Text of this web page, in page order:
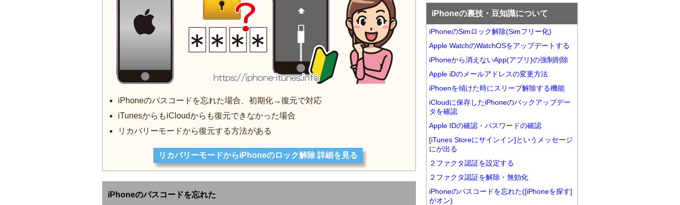
iPhoneのパスコードを忘れた場合、初期化→復元で対応
iTunesからもiCloudからも復元できなかった場合
リカバリーモードから復元する方法がある
リカバリーモードからiPhoneのロック解除 詳細を見る
iPhoneのパスコードを忘れた
iPhoneの裏技・豆知識について
iPhoneのSimロック解除(Simフリー化)
Apple WatchのWatchOSをアップデートする
iPhoneから消えないApp(アプリ)の強制削除
Apple iDのメールアドレスの変更方法
iPhoenを傾けた時にスリープ解除する機能
iCloudに保存したiPhoneのバックアップデー
タを確認
Apple IDの確認・パスワードの確認
[iTunes Storeにサインイン]というメッセージ
にが出る
２ファクタ認証を設定する
２ファクタ認証を解除・無効化
iPhoneのパスコードを忘れた([iPhoneを探す]
がオン)